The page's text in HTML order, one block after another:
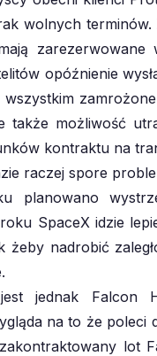
wolnych
zarezerwowane
opóźnienie
możliwość
kontraktu na
raczej spore
planowano
SpaceX idzie
żeby nadrobić
jednak Falcon
na to że poleci
lot